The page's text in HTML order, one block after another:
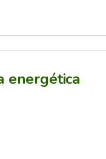
energética